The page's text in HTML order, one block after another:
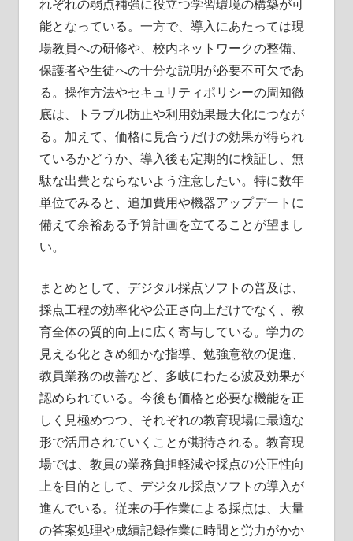
れぞれの弱点補強に役立つ学習環境の構築が可
能となっている。一方で、導入にあたっては現
場教員への研修や、校内ネットワークの整備、
保護者や生徒への十分な説明が必要不可欠であ
る。操作方法やセキュリティポリシーの周知徹
底は、トラブル防止や利用効果最大化につなが
る。加えて、価格に見合うだけの効果が得られ
ているかどうか、導入後も定期的に検証し、無
駄な出費とならないよう注意したい。特に数年
単位でみると、追加費用や機器アップデートに
備えて余裕ある予算計画を立てることが望まし
い。
まとめとして、デジタル採点ソフトの普及は、
採点工程の効率化や公正さ向上だけでなく、教
育全体の質的向上に広く寄与している。学力の
見える化ときめ細かな指導、勉強意欲の促進、
教員業務の改善など、多岐にわたる波及効果が
認められている。今後も価格と必要な機能を正
しく見極めつつ、それぞれの教育現場に最適な
形で活用されていくことが期待される。教育現
場では、教員の業務負担軽減や採点の公正性向
上を目的として、デジタル採点ソフトの導入が
進んでいる。従来の手作業による採点は、大量
の答案処理や成績記録作業に時間と労力がかか